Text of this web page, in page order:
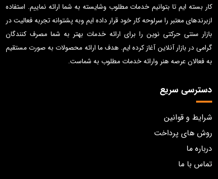
کار بسته ایم تا بتوانیم خدمات مطلوب وشایسته به شما ارائه نماییم. استفاده
ازبرندهای معتبر را سرلوحه کار خود قرار داده ایم وبه پشتوانه تجربه فعالیت در
بازار سنتی حرکتی نوین را برای ارائه خدمات بهتر به شما مصرف کنندگان
گرامی در بازار آنلاین آغاز کرده ایم. هدف ما ارائه محصولات به صورت مستقیم
به فعالان عرصه هنر وارائه خدمات مطلوب به شماست.
دسترسی سریع
شرایط و قوانین
روش های پرداخت
درباره ما
تماس با ما